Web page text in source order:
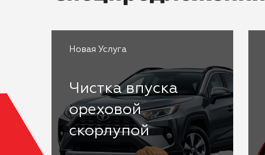
Новая Услуга
Чистка впуска
ореховой
скорлупой